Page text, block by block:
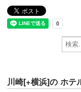
川崎[+横浜]の ホテ